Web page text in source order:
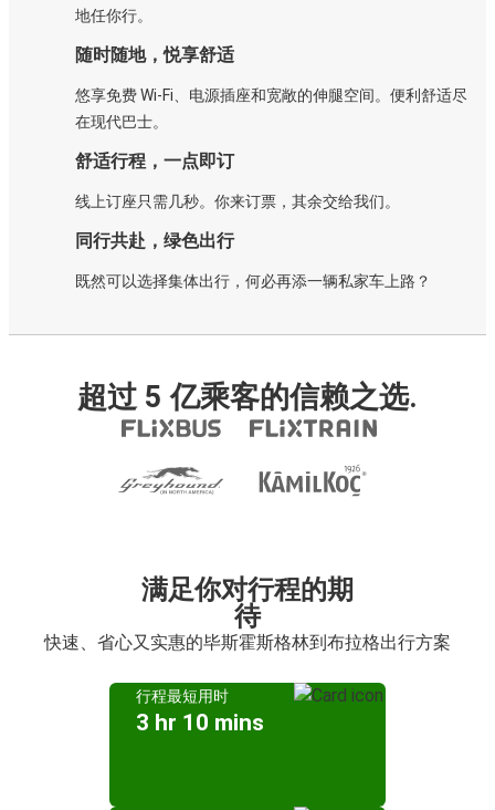
地任你行。
随时随地，悦享舒适
悠享免费 Wi-Fi、电源插座和宽敞的伸腿空间。便利舒适尽
在现代巴士。
舒适行程，一点即订
线上订座只需几秒。你来订票，其余交给我们。
同行共赴，绿色出行
既然可以选择集体出行，何必再添一辆私家车上路？
超过 5 亿乘客的信赖之选.
满足你对行程的期
待
快速、省心又实惠的毕斯霍斯格林到布拉格出行方案
行程最短用时
3 hr 10 mins